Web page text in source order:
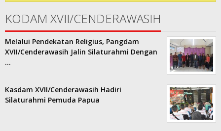
KODAM XVII/CENDERAWASIH
Melalui Pendekatan Religius, Pangdam
XVII/Cenderawasih Jalin Silaturahmi Dengan
…
Kasdam XVII/Cenderawasih Hadiri
Silaturahmi Pemuda Papua